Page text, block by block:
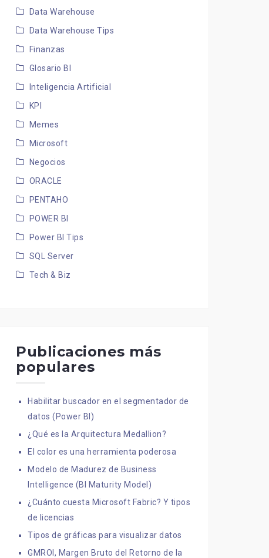
Data Warehouse
Data Warehouse Tips
Finanzas
Glosario BI
Inteligencia Artificial
KPI
Memes
Microsoft
Negocios
ORACLE
PENTAHO
POWER BI
Power BI Tips
SQL Server
Tech & Biz
Publicaciones más
populares
Habilitar buscador en el segmentador de
datos (Power BI)
¿Qué es la Arquitectura Medallion?
El color es una herramienta poderosa
Modelo de Madurez de Business
Intelligence (BI Maturity Model)
¿Cuánto cuesta Microsoft Fabric? Y tipos
de licencias
Tipos de gráficas para visualizar datos
GMROI, Margen Bruto del Retorno de la